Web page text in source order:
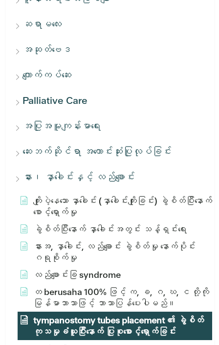
ဆရာမလေး
အဆုတ်ဗေဒ
ကျောက်ကပ်ဆေး
Palliative Care
အပြုအမူကျန်းမာရေး
ဆေးဘက်ဆိုင်ရာ အကောင်းဆုံးပြုလုပ်ခြင်း
နား၊ နှာခေါင်းနှင့် လည်ချောင်း
ကျိုးပဲ့နေသော နှာခေါင်း (နှာခေါင်းကျိုးခြင်း) ခွဲစိတ်ပြီးနောက်
စောင့်ရှောက်မှု
ခွဲစိတ်ပြီးနောက် နှာခေါင်းအတွင်း သန့်ရှင်းရေး
နားအ, နှာခေါင်း, လည်ချောင်း ခွဲစိတ်မှု နောက်ပိုင်း
ဂရုစိုက်မှု
လည်ချောင်းခြ syndrome
တ berusaha 100% ဖြင့် က, ခ, ဂ, ဃ, င တို့ကို
မြန်မာဘာသာဖြင့် ဘာသာပြန်ပေးပါမည်။
tympanostomy tubes placement ၏ ခွဲစိတ်
ကုသမှုခံယူပြီးနောက် ပြုစုစောင့်ရှောက်ခြင်း